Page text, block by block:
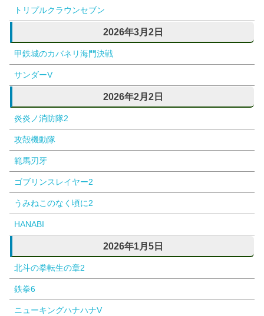
トリプルクラウンセブン
2026年3月2日
甲鉄城のカバネリ海門決戦
サンダーV
2026年2月2日
炎炎ノ消防隊2
攻殻機動隊
範馬刃牙
ゴブリンスレイヤー2
うみねこのなく頃に2
HANABI
2026年1月5日
北斗の拳転生の章2
鉄拳6
ニューキングハナハナV